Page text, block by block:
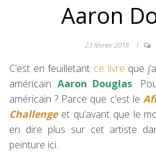
Aaron
23 février 2018 1
C’est en feuilletant ce livre que
américain Aaron Douglas.
américain ? Parce que c’est le
Challenge et qu’avant que le
en dire plus sur cet artiste
peinture ici.